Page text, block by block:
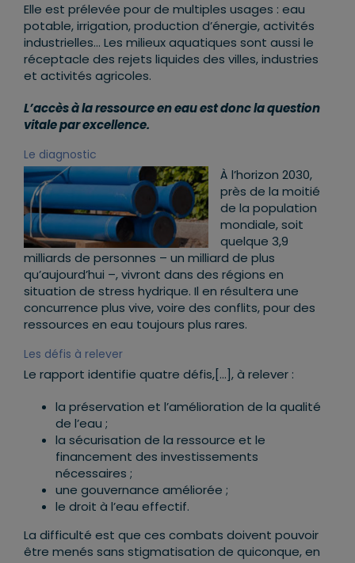
Elle est prélevée pour de multiples usages : eau
potable, irrigation, production d’énergie, activités
industrielles… Les milieux aquatiques sont aussi le
réceptacle des rejets liquides des villes, industries
et activités agricoles.
L’accès à la ressource en eau est donc la question
vitale par excellence.
Le diagnostic
À l’horizon 2030,
près de la moitié
de la population
mondiale, soit
quelque 3,9
milliards de personnes – un milliard de plus
qu’aujourd’hui –, vivront dans des régions en
situation de stress hydrique. Il en résultera une
concurrence plus vive, voire des conflits, pour des
ressources en eau toujours plus rares.
Les défis à relever
Le rapport identifie quatre défis,[…], à relever :
la préservation et l’amélioration de la qualité
de l’eau ;
la sécurisation de la ressource et le
financement des investissements
nécessaires ;
une gouvernance améliorée ;
le droit à l’eau effectif.
La difficulté est que ces combats doivent pouvoir
être menés sans stigmatisation de quiconque, en